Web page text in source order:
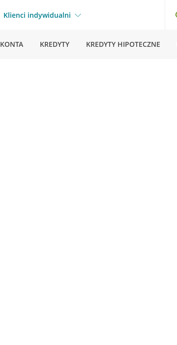
Klienci indywidualni
KONTA KREDYTY KREDYTY HIPOTECZNE